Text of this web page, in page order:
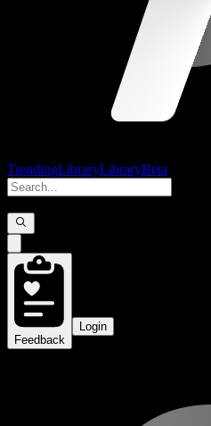
TrendingLibraryLibraryBeta
Feedback
Login